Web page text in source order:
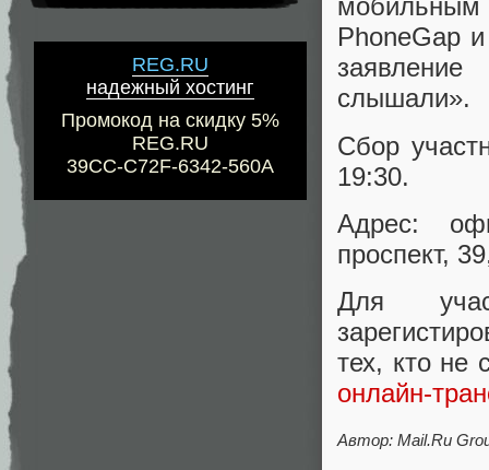
REG.RU
надежный хостинг
Промокод на скидку 5%
REG.RU
39CC-C72F-6342-560A
PhoneGap
слышали».
Сбор
19:30.
Адрес:
проспект,
Для
тех, кто не
онлайн-
Автор: Mail.Ru